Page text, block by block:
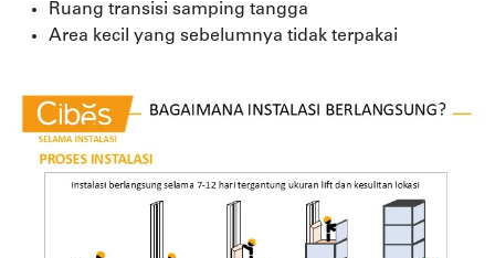
Ruang transisi samping tangga
Area kecil yang sebelumnya tidak terpakai